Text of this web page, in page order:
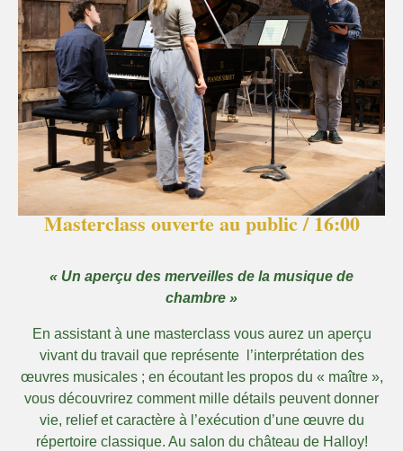
Masterclass ouverte au public / 16:00
« Un aperçu des merveilles de la musique de
chambre »
En assistant à une masterclass vous aurez un aperçu
vivant du travail que représente
l’interprétation des
œuvres musicales ; en écoutant les propos du « maître »,
vous découvrirez comment mille détails peuvent donner
vie, relief et caractère à l’exécution d’une œuvre du
répertoire classique. Au salon du château de Halloy!